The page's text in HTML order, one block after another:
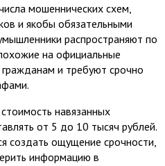
мошеннических схем,
и якобы обязательными
распространяют по
на официальные
и требуют срочно
навязанных
от 5 до 10 тысяч рублей.
создать ощущение срочности,
информацию в